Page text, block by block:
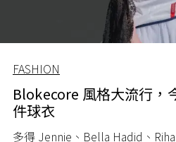
FASHION
Blokecore 風格大流行，
件球衣
多得 Jennie、Bella Hadid、